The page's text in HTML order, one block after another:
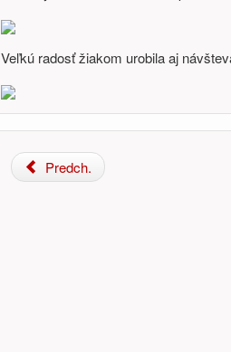
Veľkú radosť žiakom urobila aj
Predch.